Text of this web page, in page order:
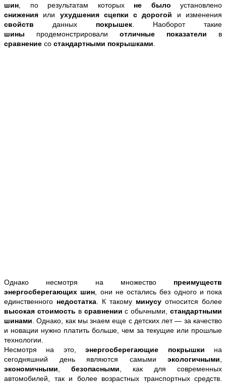
шин , по результатам которых не было установлено
снижения или ухудшения сцепки с дорогой и изменения
свойств данных покрышек . Наоборот такие
шины продемонстрировали отличные показатели в
сравнение со стандартными покрышками
Однако несмотря на множество преимуществ
энергосберегающих шин , они не остались без одного и пока
единственного недостатка . К такому минусу относится более
высокая стоимость в сравнениис обычными,стандартными
шинами . Однако, как мы знаем еще с детских лет — за качество
и новации нужно платить больше, чем за текущие или прошлые
технологии.
Несмотря на это,энергосберегающие покрышки на
сегодняшний день являются самыми экологичными
экономичными
безопасными , как для современных
автомобилей, так и более возрастных транспортных средств.